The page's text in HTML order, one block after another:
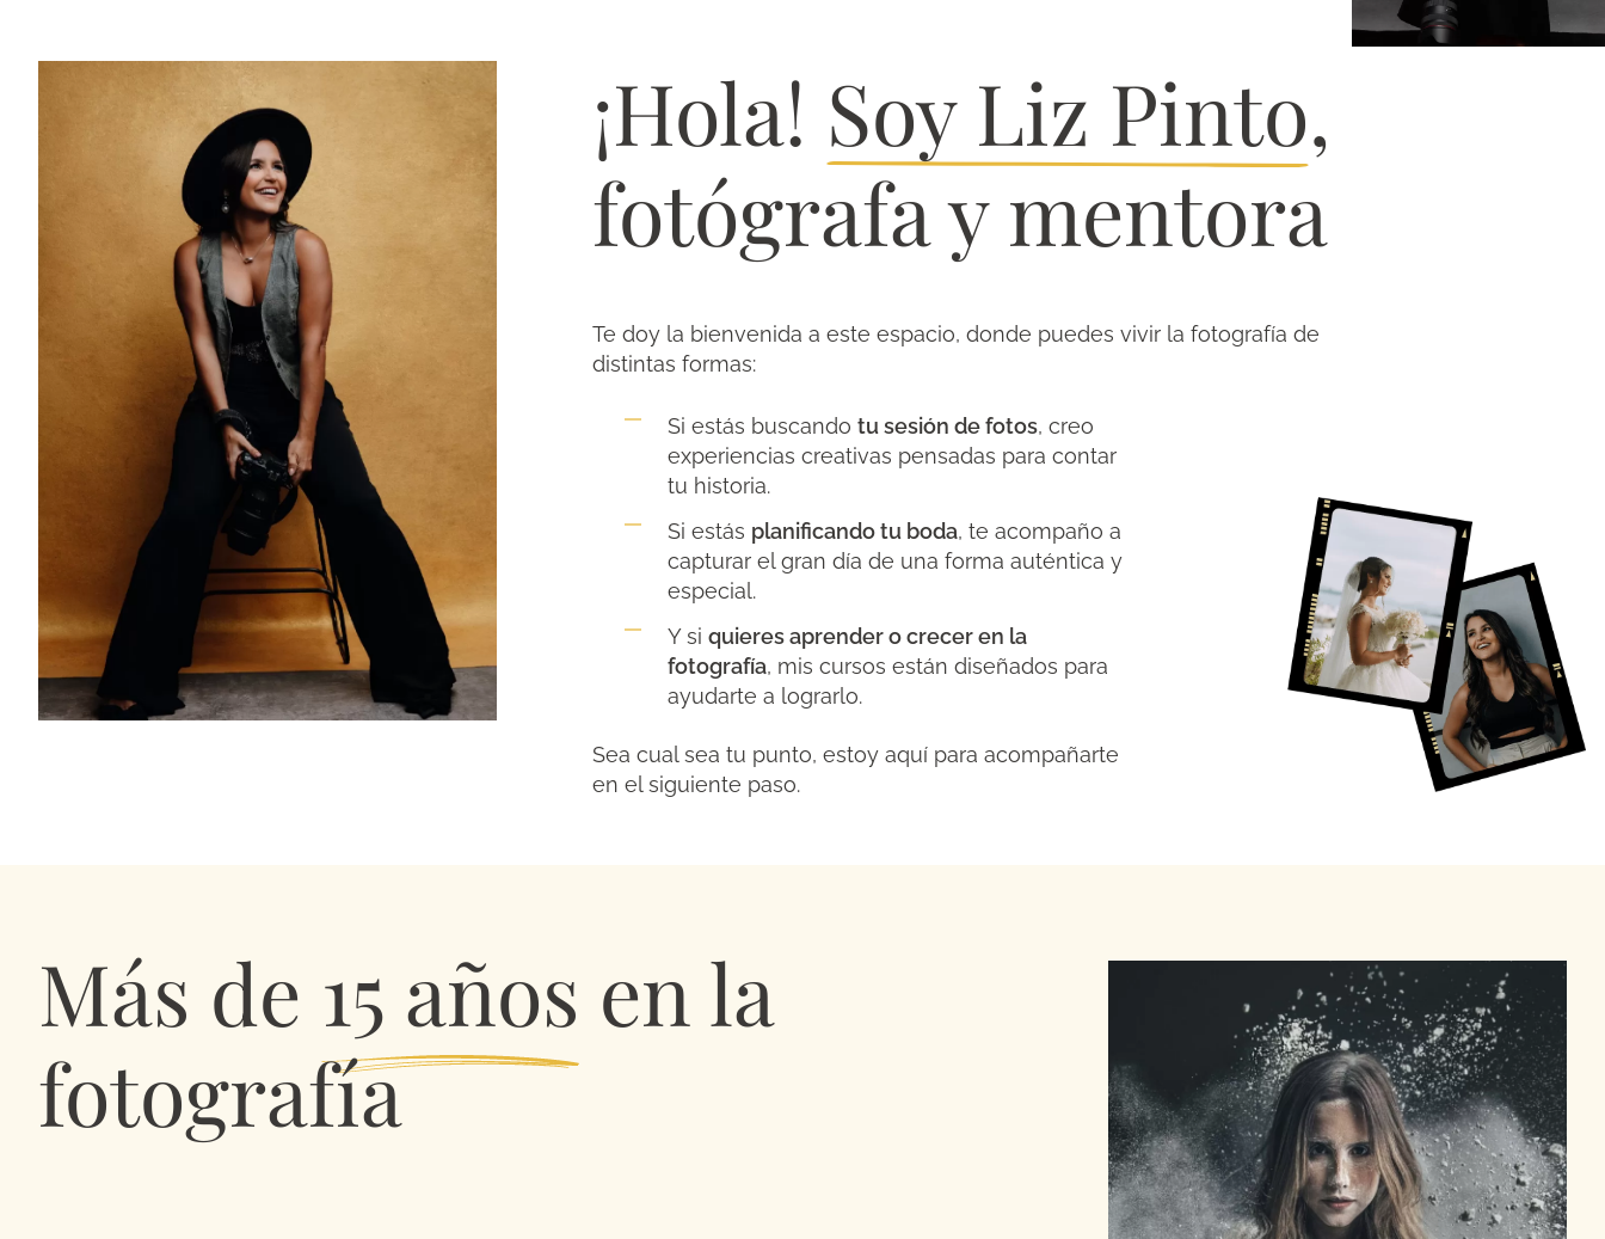
¡Hola! Soy Liz Pinto,
fotógrafa y mentora
Te doy la bienvenida a este espacio, donde puedes vivir la fotografía de
distintas formas:
Si estás buscando tu sesión de fotos, creo
experiencias creativas pensadas para contar
tu historia.
Si estás planificando tu boda, te acompaño a
capturar el gran día de una forma auténtica y
especial.
Y si quieres aprender o crecer en la
fotografía, mis cursos están diseñados para
ayudarte a lograrlo.
Sea cual sea tu punto, estoy aquí para acompañarte
en el siguiente paso.
Más de 15 años en la
fotografía